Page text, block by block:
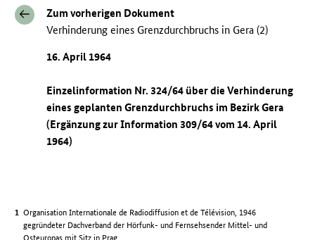
Zum vorherigen Dokument
Verhinderung eines Grenzdurchbruchs in Gera (2)
16. April 1964
Einzelinformation Nr. 324/64 über die Verhinderung
eines geplanten Grenzdurchbruchs im Bezirk Gera
(Ergänzung zur Information 309/64 vom 14. April
1964)
Organisation Internationale de Radiodiffusion et de Télévision, 1946
gegründeter Dachverband der Hörfunk- und Fernsehsender Mittel- und
Osteuropas mit Sitz in Prag.